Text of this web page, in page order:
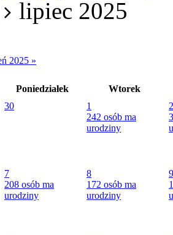
lipiec 2025
2025 »
Poniedziałek Wtorek
30
1
242 osób ma
urodziny
2
7
208 osób ma
urodziny
8
172 osób ma
urodziny
9